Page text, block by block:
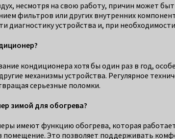
несмотря на свою работу, причин может
фильтров или других внутренних
диагностику устройства и, при
кондиционера хотя бы один раз в год,
механизмы устройства. Регулярное
серьезные поломки.
зимой для обогрева?
имеют функцию обогрева, которая
помещение. Это позволяет поддерживать